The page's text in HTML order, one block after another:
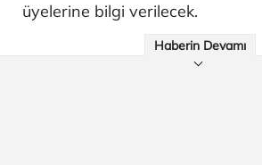
üyelerine bilgi verilecek.
Haberin Devamı